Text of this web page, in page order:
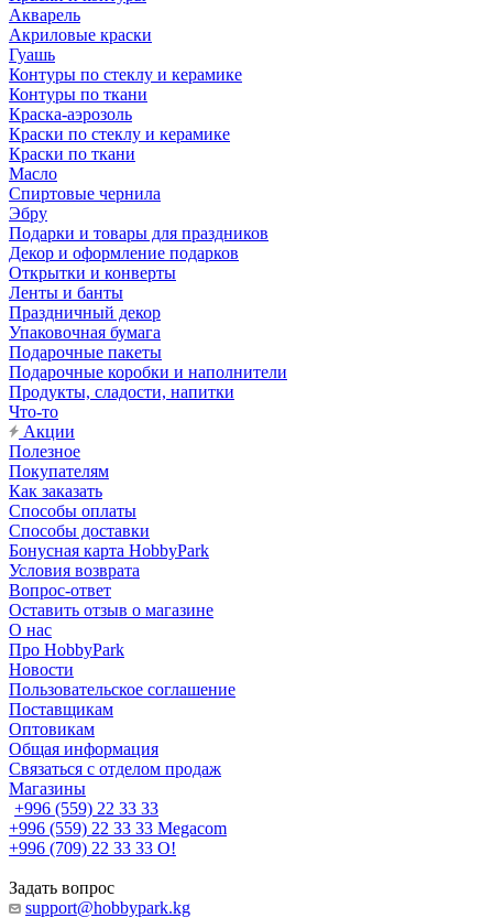
Акварель
Акриловые краски
Гуашь
Контуры по стеклу и керамике
Контуры по ткани
Краска-аэрозоль
Краски по стеклу и керамике
Краски по ткани
Масло
Спиртовые чернила
Эбру
Подарки и товары для праздников
Декор и оформление подарков
Открытки и конверты
Ленты и банты
Праздничный декор
Упаковочная бумага
Подарочные пакеты
Подарочные коробки и наполнители
Продукты, сладости, напитки
Что-то
Акции
Полезное
Покупателям
Как заказать
Способы оплаты
Способы доставки
Бонусная карта HobbyPark
Условия возврата
Вопрос-ответ
Оставить отзыв о магазине
О нас
Про HobbyPark
Новости
Пользовательское соглашение
Поставщикам
Оптовикам
Общая информация
Связаться с отделом продаж
Магазины
+996 (559) 22 33 33
+996 (559) 22 33 33 Megacom
+996 (709) 22 33 33 O!
Задать вопрос
support@hobbypark.kg